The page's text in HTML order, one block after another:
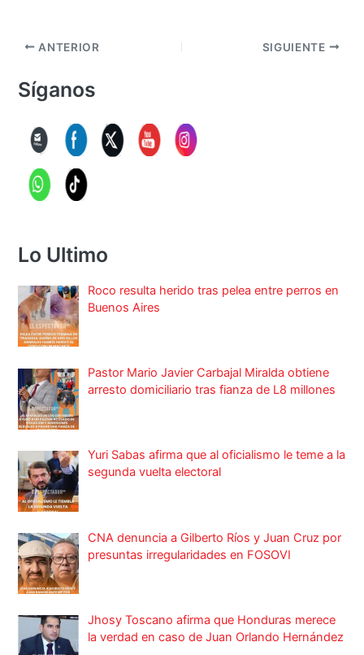
ANTERIOR SIGUIENTE
Síganos
Lo Ultimo
Roco resulta herido tras pelea entre perros en
Buenos Aires
Pastor Mario Javier Carbajal Miralda obtiene
arresto domiciliario tras fianza de L8 millones
Yuri Sabas afirma que al oficialismo le teme a la
segunda vuelta electoral
CNA denuncia a Gilberto Ríos y Juan Cruz por
presuntas irregularidades en FOSOVI
Jhosy Toscano afirma que Honduras merece
la verdad en caso de Juan Orlando Hernández